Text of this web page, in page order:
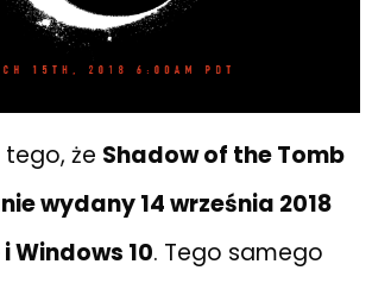
że Shadow of the Tomb
wydany 14 września 2018
Windows 10. Tego samego